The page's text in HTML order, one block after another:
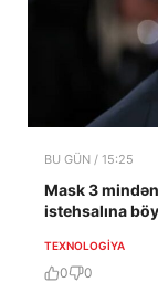
BU GÜN / 15:25
Mask 3
istehsalına
TEXNOLOGIYA
0 0